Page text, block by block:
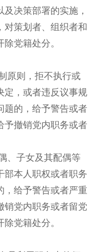
决策部署的实施，
对策划者、组织者和
党籍处分。
则，拒不执行或
定，或者违反议事规
题的，给予警告或者
予撤销党内职务或者
子女及其配偶等
部本人职权或者职务
，给予警告或者严重
销党内职务或者留党
党籍处分。